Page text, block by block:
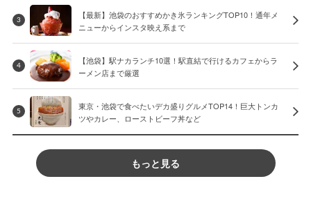
3
【最新】池袋のおすすめかき氷ランキングTOP10！通年メ
ニューからインスタ映え系まで
4
【池袋】駅ナカランチ10選！駅直結で行けるカフェからラ
ーメン店まで厳選
5
東京・池袋で食べたいデカ盛りグルメTOP14！巨大トンカ
ツやカレー、ローストビーフ丼など
もっと見る